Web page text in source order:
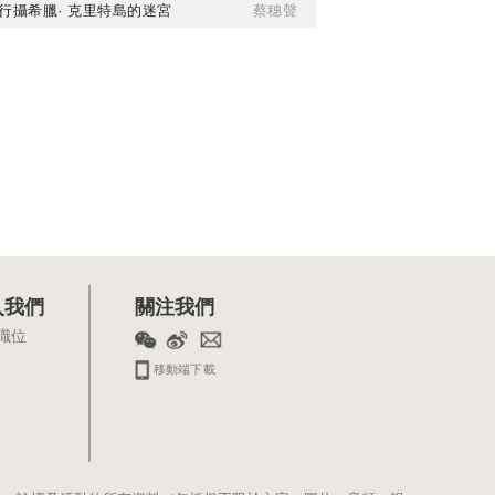
攝希臘· 克里特島的迷宮 蔡穗聲
們
位
關注我們
移動端下載